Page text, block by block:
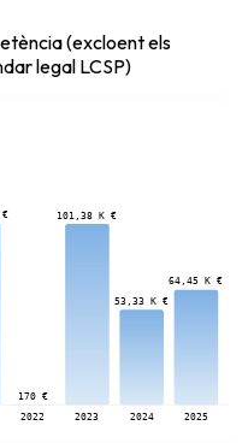
(excloent els
legal LCSP)
€
170 €
2022
101,38 K €
2023
53,33 K €
2024
64,45 K €
2025